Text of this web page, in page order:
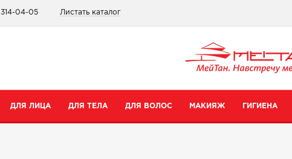
04-05 Листать каталог
ДЛЯ ЛИЦА ДЛЯ ТЕЛА ДЛЯ ВОЛОС МАКИЯЖ ГИГИЕНА